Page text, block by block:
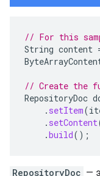
// For this
String content
// Create the
RepositoryDoc
. setItem(
. setContent
.build();
RepositoryDoc —